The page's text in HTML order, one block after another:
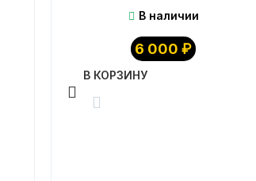
В наличии
6 000₽
В КОРЗИНУ